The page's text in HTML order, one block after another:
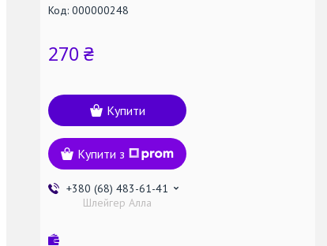
Код: 000000248
270 ₴
Купити
Купити з
+380 (68) 483-61-41
Шлейгер Алла